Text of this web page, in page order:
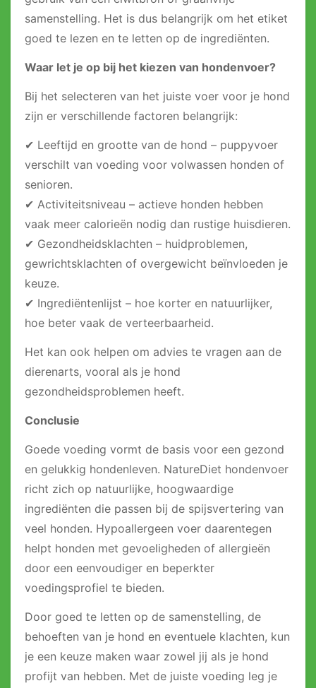
samenstelling. Het is dus belangrijk om het etiket
goed te lezen en te letten op de ingrediënten.
Waar let je op bij het kiezen van hondenvoer?
Bij het selecteren van het juiste voer voor je hond
zijn er verschillende factoren belangrijk:
✔ Leeftijd en grootte van de hond – puppyvoer
verschilt van voeding voor volwassen honden of
senioren.
✔ Activiteitsniveau – actieve honden hebben
vaak meer calorieën nodig dan rustige huisdieren.
✔ Gezondheidsklachten – huidproblemen,
gewrichtsklachten of overgewicht beïnvloeden je
keuze.
✔ Ingrediëntenlijst – hoe korter en natuurlijker,
hoe beter vaak de verteerbaarheid.
Het kan ook helpen om advies te vragen aan de
dierenarts, vooral als je hond
gezondheidsproblemen heeft.
Conclusie
Goede voeding vormt de basis voor een gezond
en gelukkig hondenleven. NatureDiet hondenvoer
richt zich op natuurlijke, hoogwaardige
ingrediënten die passen bij de spijsvertering van
veel honden. Hypoallergeen voer daarentegen
helpt honden met gevoeligheden of allergieën
door een eenvoudiger en beperkter
voedingsprofiel te bieden.
Door goed te letten op de samenstelling, de
behoeften van je hond en eventuele klachten, kun
je een keuze maken waar zowel jij als je hond
profijt van hebben. Met de juiste voeding leg je